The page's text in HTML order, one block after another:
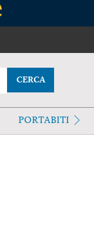
CERCA
PORTABITI